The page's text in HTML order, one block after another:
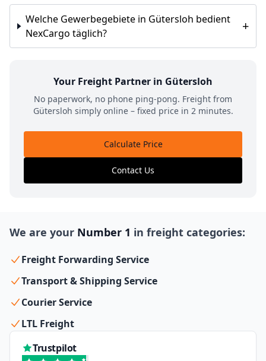
Welche Gewerbegebiete in Gütersloh bedient
NexCargo täglich?
+
Your Freight Partner in Gütersloh
No paperwork, no phone ping-pong. Freight from
Gütersloh simply online – fixed price in 2 minutes.
Calculate Price
Contact Us
We are your Number 1 in freight categories:
Freight Forwarding Service
Transport & Shipping Service
Courier Service
LTL Freight
Trustpilot